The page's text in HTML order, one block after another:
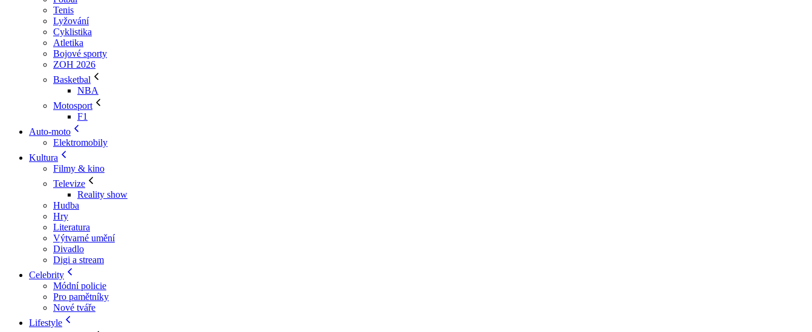
Tenis
Lyžování
Cyklistika
Atletika
Bojové sporty
ZOH 2026
Basketbal
NBA
Motosport
F1
Auto-moto
Elektromobily
Kultura
Filmy & kino
Televize
Reality show
Hudba
Hry
Literatura
Výtvarné umění
Divadlo
Digi a stream
Celebrity
Módní policie
Pro pamětníky
Nové tváře
Lifestyle